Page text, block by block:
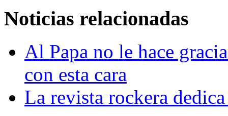
Noticias relacionadas
Al Papa no le hace
con esta cara
La revista rockera